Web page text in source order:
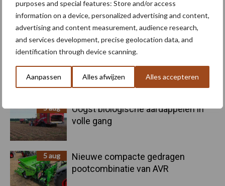
purposes and special features: Store and/or access
information on a device, personalized advertising and content,
advertising and content measurement, audience research,
and services development, precise geolocation data, and
identification through device scanning.
Aanpassen Alles afwijzen Alles accepteren
Primaire
Sidebar
Recent nieuws Partner nieuws
voor kouters"
5 aug
Oogst biologische aardappelen in
volle gang
5 aug
Nieuwe compacte gedragen
pootcombinatie van AVR